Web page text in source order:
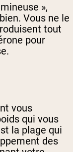
»,
Vous ne le
tout
pour
vous
qui vous
la plage qui
des